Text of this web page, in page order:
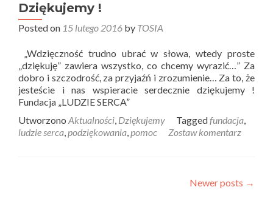
Dziękujemy !
Posted on 15 lutego 2016 by TOSIA
„Wdzięczność trudno ubrać w słowa, wtedy proste
„dziękuję” zawiera wszystko, co chcemy wyrazić…” Za
dobro i szczodrość, za przyjaźń i zrozumienie… Za to, że
jesteście i nas wspieracie serdecznie dziękujemy !
Fundacja „LUDZIE SERCA”
Utworzono Aktualności, Dziękujemy Taggedfundacja,
ludzie serca,podziękowania,pomoc Zostaw komentarz
Newer posts →